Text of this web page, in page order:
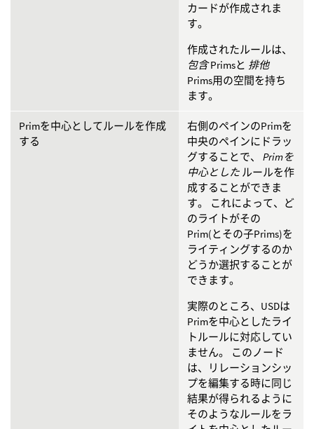
カードが作成されま
す。
作成されたルールは、
包含Primsと 排他
Prims用の空間を持ち
ます。
Primを中心としてルールを作成
する
右側のペインのPrimを
中央のペインにドラッ
グすることで、 Primを
中心とした ルールを作
成することができま
す。 これによって、ど
のライトがその
Prim(とその子Prims)を
ライティングするのか
どうか選択することが
できます。
実際のところ、USDは
Primを中心としたライ
トルールに対応してい
ません。 このノード
は、リレーションシッ
プを編集する時に同じ
結果が得られるように
そのようなルールをラ